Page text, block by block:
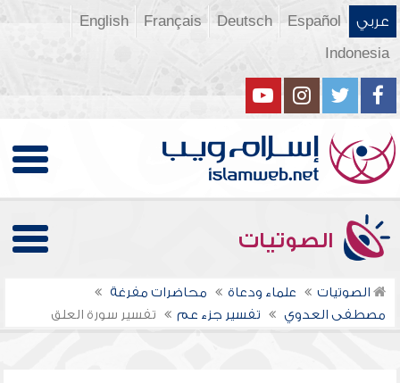
عربي Español
Deutsch
Français
English
Indonesia
الصوتيات
الصوتيات علماء ودعاة
محاضرات مفرغة
مصطفى العدوي
تفسير جزء عم تفسير سورة العلق